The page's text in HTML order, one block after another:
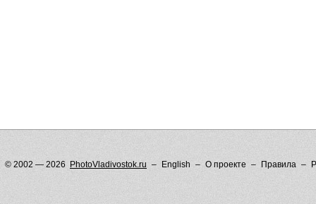
© 2002 — 2026 PhotoVladivostok.ru English О проекте Правила